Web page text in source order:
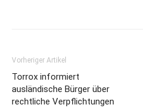
Vorheriger Artikel
Torrox informiert
ausländische Bürger über
rechtliche Verpflichtungen